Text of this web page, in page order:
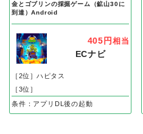
金とゴブリンの採掘ゲーム（鉱山30に
到達）Android
405円 相当
ECナビ
［2位］ハピタス
［3位］
条件：アプリDL後の起動